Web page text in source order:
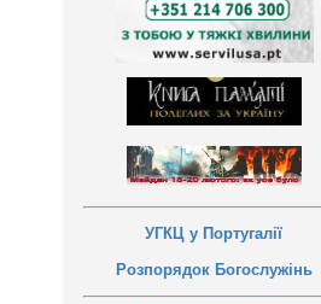
УГКЦ у Португалії
Розпорядок Богослужінь